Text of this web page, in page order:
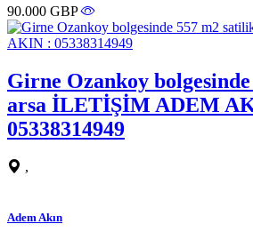
90.000 GBP
Girne Ozankoy
arsa İLETİŞİM ADEM
05338314949
,
Adem Akın